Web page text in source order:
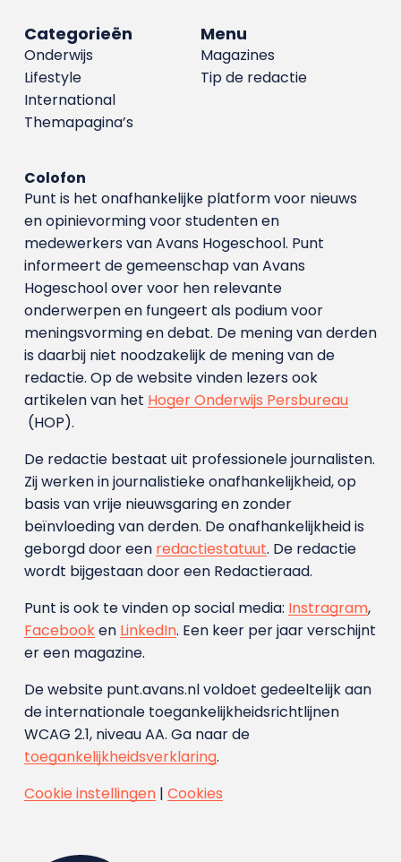
Menu
Magazines
Tip de redactie
Categorieën
Onderwijs
Lifestyle
International
Themapagina’s
Colofon
Punt is het onafhankelijke platform voor nieuws
en opinievorming voor studenten en
medewerkers van Avans Hoge­school. Punt
informeert de gemeenschap van Avans
Hogeschool over voor hen relevante
onderwerpen en fungeert als podium voor
meningsvorming en debat. De mening van derden
is daarbij niet noodzakelijk de mening van de
redactie. Op de website vinden lezers ook
artikelen van het Hoger Onderwijs Persbureau
(HOP).
De redactie bestaat uit professionele journalisten.
Zij werken in journalistieke onafhankelijkheid, op
basis van vrije nieuwsgaring en zonder
beïnvloeding van derden. De onafhankelijkheid is
geborgd door een redactiestatuut. De redactie
wordt bijgestaan door een Redactieraad.
Punt is ook te vinden op social media: Instragram,
Facebooken LinkedIn. Een keer per jaar verschijnt
er een magazine.
De website punt.avans.nl voldoet gedeeltelijk aan
de internationale toegankelijkheidsrichtlijnen
WCAG 2.1, niveau AA. Ga naar de
toegankelijkheidsverklaring.
Cookie instellingen| Cookies